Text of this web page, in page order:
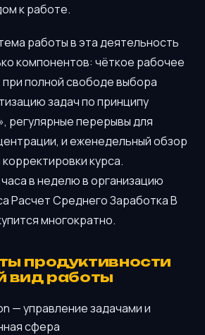
к работе.
работы в эта деятельность
компонентов: чёткое рабочее
полной свободе выбора
задач по принципу
регулярные перерывы для
и еженедельный обзор
курса.
в неделю в организацию
Расчет Среднего Заработка В
многократно.
продуктивности
вид работы
— управление задачами и
сфера